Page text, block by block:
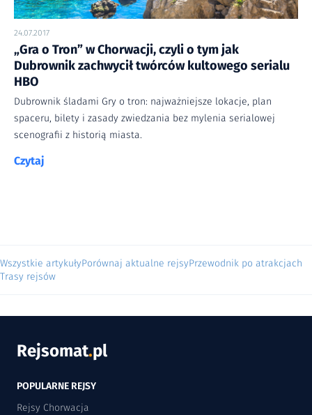
24.07.2017
„Gra o Tron” w Chorwacji, czyli o tym jak
Dubrownik zachwycił twórców kultowego serialu
HBO
Dubrownik śladami Gry o tron: najważniejsze lokacje, plan
spaceru, bilety i zasady zwiedzania bez mylenia serialowej
scenografii z historią miasta.
Czytaj
Wszystkie artykułyPorównaj aktualne rejsyPrzewodnik po atrakcjach
Trasy rejsów
Rejsomat.pl
POPULARNE REJSY
Rejsy Chorwacja